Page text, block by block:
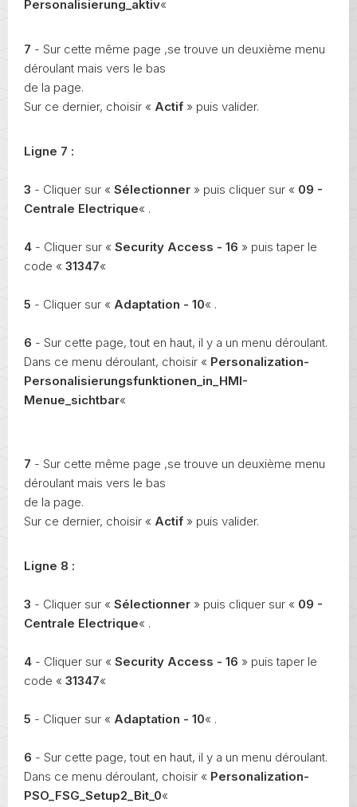
Personalisierung_aktiv«
7 - Sur cette même page ,se trouve un deuxième menu
déroulant mais vers le bas
de la page.
Sur ce dernier, choisir « Actif » puis valider.
Ligne 7 :
3 - Cliquer sur « Sélectionner » puis cliquer sur « 09 -
Centrale Electrique« .
4 - Cliquer sur « Security Access - 16 » puis taper le
code « 31347«
5 - Cliquer sur « Adaptation - 10« .
6 - Sur cette page, tout en haut, il y a un menu déroulant.
Dans ce menu déroulant, choisir « Personalization-
Personalisierungsfunktionen_in_HMI-
Menue_sichtbar«
7 - Sur cette même page ,se trouve un deuxième menu
déroulant mais vers le bas
de la page.
Sur ce dernier, choisir « Actif » puis valider.
Ligne 8 :
3 - Cliquer sur « Sélectionner » puis cliquer sur « 09 -
Centrale Electrique« .
4 - Cliquer sur « Security Access - 16 » puis taper le
code « 31347«
5 - Cliquer sur « Adaptation - 10« .
6 - Sur cette page, tout en haut, il y a un menu déroulant.
Dans ce menu déroulant, choisir « Personalization-
PSO_FSG_Setup2_Bit_0«